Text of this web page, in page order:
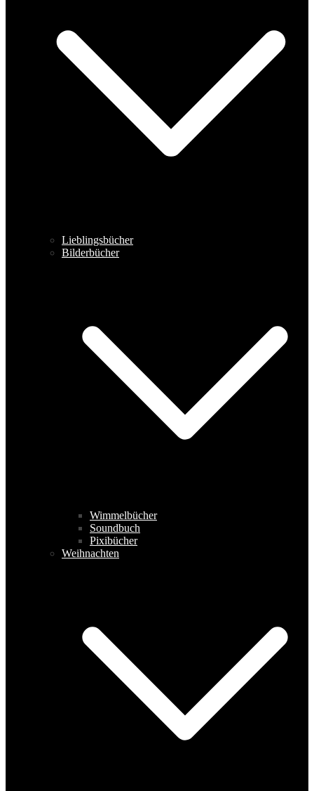
Lieblingsbücher
Bilderbücher
Wimmelbücher
Soundbuch
Pixibücher
Weihnachten